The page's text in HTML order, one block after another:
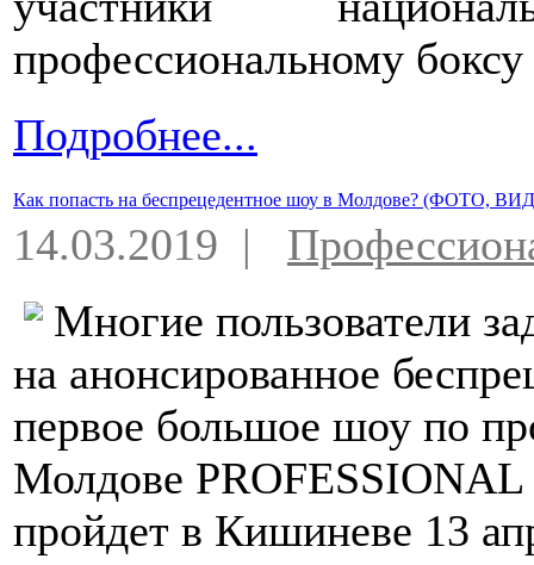
профессиональному боксу
Подробнее...
Как попасть на беспрецедентное шоу в Молдове? (ФОТО,
14.03.2019 |
Многие пользователи
на анонсированное
первое большое шоу по
Молдове
пройдет в Кишиневе 13